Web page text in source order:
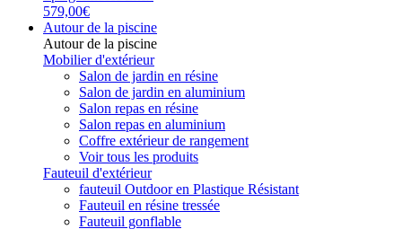
579,00€
Autour de la piscine
Autour de la piscine
Mobilier d'extérieur
Salon de jardin en résine
Salon de jardin en aluminium
Salon repas en résine
Salon repas en aluminium
Coffre extérieur de rangement
Voir tous les produits
Fauteuil d'extérieur
fauteuil Outdoor en Plastique Résistant
Fauteuil en résine tressée
Fauteuil gonflable